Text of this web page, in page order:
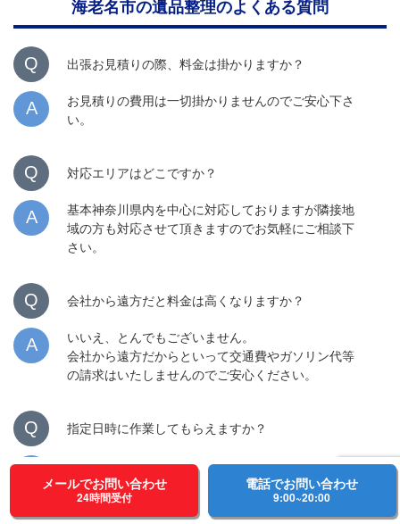
海老名市の遺品整理のよくある質問
Q 出張お見積りの際、料金は掛かりますか？
A
お見積りの費用は一切掛かりませんのでご安心下さ
い。
Q 対応エリアはどこですか？
A
基本神奈川県内を中心に対応しておりますが隣接地
域の方も対応させて頂きますのでお気軽にご相談下
さい。
Q 会社から遠方だと料金は高くなりますか？
A
いいえ、とんでもございません。
会社から遠方だからといって交通費やガソリン代等
の請求はいたしませんのでご安心ください。
Q 指定日時に作業してもらえますか？
もちろん可能です。
ただし先約がある場合、別の日に調整をお願いする
ことがあります。
メールでお問い合わせ
24時間受付
電話でお問い合わせ
9:00~20:00